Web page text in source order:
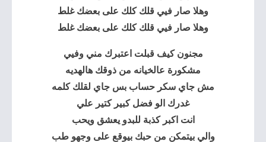
وهلا صار فيي قلك كلك على بعضك غلط
وهلا صار فيي قلك كلك على بعضك غلط
مجنون كيف قبلت اعتبرك مني وفيي
مشكورة عالخيانه من ذوقك هالهديه
مش جاي سكر حساب بس جاي لقلك كلمه
غدرك الو فضل كبير كتير علي
انت اكبر كذبة للبدو يعشق ويحب
والي بيتمكن من حبك بيوقع على وجهو طب